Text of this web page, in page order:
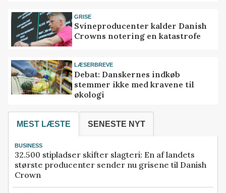
GRISE
Svineproducenter kalder Danish
Crowns notering en katastrofe
LÆSERBREVE
Debat: Danskernes indkøb
stemmer ikke med kravene til
økologi
MEST LÆSTE SENESTE NYT
BUSINESS
32.500 stipladser skifter slagteri: En af landets
største producenter sender nu grisene til Danish
Crown